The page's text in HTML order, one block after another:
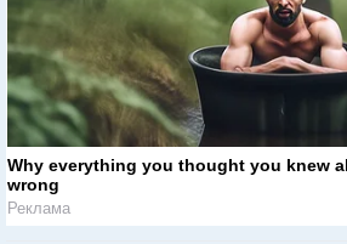
Why everything you thought you knew
wrong
Реклама